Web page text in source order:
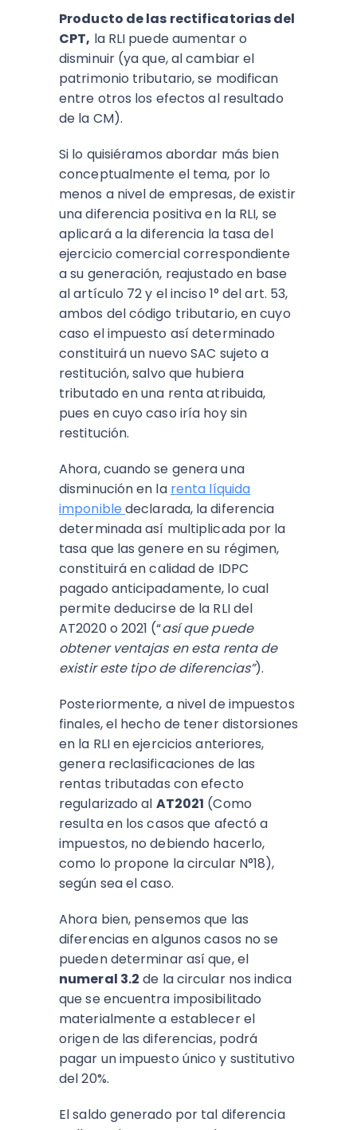
Producto de las rectificatorias del
CPT, la RLI puede aumentar o
disminuir (ya que, al cambiar el
patrimonio tributario, se modifican
entre otros los efectos al resultado
de la CM).
Si lo quisiéramos abordar más bien
conceptualmente el tema, por lo
menos a nivel de empresas, de existir
una diferencia positiva en la RLI, se
aplicará a la diferencia la tasa del
ejercicio comercial correspondiente
a su generación, reajustado en base
al artículo 72 y el inciso 1° del art. 53,
ambos del código tributario, en cuyo
caso el impuesto así determinado
constituirá un nuevo SAC sujeto a
restitución, salvo que hubiera
tributado en una renta atribuida,
pues en cuyo caso iría hoy sin
restitución.
Ahora, cuando se genera una
disminución en la renta líquida
imponible declarada, la diferencia
determinada así multiplicada por la
tasa que las genere en su régimen,
constituirá en calidad de IDPC
pagado anticipadamente, lo cual
permite deducirse de la RLI del
AT2020 o 2021 (“así que puede
obtener ventajas en esta renta de
existir este tipo de diferencias”).
Posteriormente, a nivel de impuestos
finales, el hecho de tener distorsiones
en la RLI en ejercicios anteriores,
genera reclasificaciones de las
rentas tributadas con efecto
regularizado al AT2021 (Como
resulta en los casos que afectó a
impuestos, no debiendo hacerlo,
como lo propone la circular N°18),
según sea el caso.
Ahora bien, pensemos que las
diferencias en algunos casos no se
pueden determinar así que, el
numeral 3.2 de la circular nos indica
que se encuentra imposibilitado
materialmente a establecer el
origen de las diferencias, podrá
pagar un impuesto único y sustitutivo
del 20%.
El saldo generado por tal diferencia